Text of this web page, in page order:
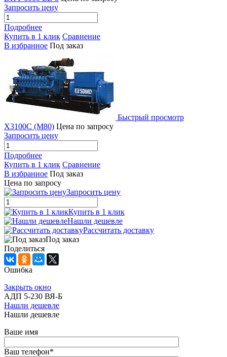
Запросить цену
Подробнее
Купить в 1 клик Сравнение
В избранное Под заказ
Быстрый просмотр
X3100C (M80) Цена по запросу
Запросить цену
Подробнее
Купить в 1 клик Сравнение
В избранное Под заказ
Цена по запросу
Запросить цену
Купить в 1 клик
Нашли дешевле
Рассчитать доставку
Под заказ
Поделиться
Ошибка
Закрыть окно
АДП 5-230 ВЯ-Б
Нашли дешевле
Нашли дешевле
Ваше имя
Ваш телефон*